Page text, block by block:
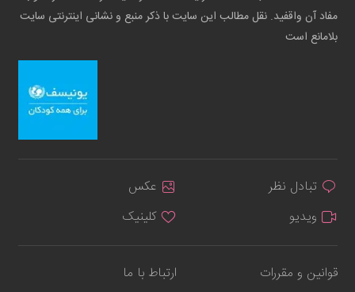
مفاد آن واقفید. نقل مطالب این سایت با ذکر منبع و نشانی اینترنتی سایت
بلامانع است
تبادل نظر
عکس
ویدیو
کلینیک
قوانین و مقررات ارتباط با ما